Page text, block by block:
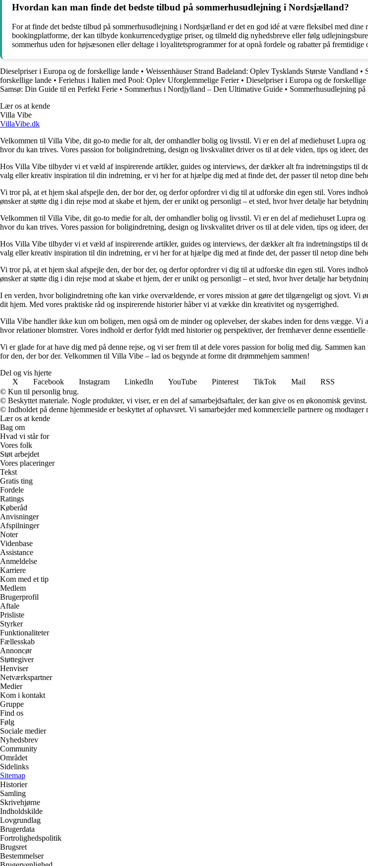
Hvordan kan man finde det bedste tilbud på sommerhusudlejning i Nordsjælland?
For at finde det bedste tilbud på sommerhusudlejning i Nordsjælland er det en god idé at være fleksibel med
bookingplatforme, der kan tilbyde konkurrencedygtige priser, og tilmeld dig nyhedsbreve eller følg
sommerhus uden for højsæsonen eller deltage i loyalitetsprogrammer for at opnå fordele og rabatter på fremtidige
Dieselpriser i Europa og de forskellige lande • Weissenhäuser Strand Badeland: Oplev Tysklands Største Vandland •
forskellige lande • Feriehus i Italien med Pool: Oplev Uforglemmelige Ferier• Dieselpriser i Europa og de forskellige
Samsø: Din Guide til en Perfekt Ferie • Sommerhus i Nordjylland – Den Ultimative Guide • Sommerhusudlejning
Lær os at kende
Villa Vibe
VillaVibe.dk
Velkommen til Villa Vibe, dit go-to medie for alt, der omhandler bolig og livsstil. Vi er en del af mediehuset Lupra
hvor du kan trives. Vores passion for boligindretning, design og livskvalitet driver os til at dele viden, tips og ideer,
Hos Villa Vibe tilbyder vi et væld af inspirerende artikler, guides og interviews, der dækker alt fra indretningstips til
valg eller kreativ inspiration til din indretning, er vi her for at hjælpe dig med at finde det, der passer til netop dine
Vi tror på, at et hjem skal afspejle den, der bor der, og derfor opfordrer vi dig til at udforske din egen stil. Vores
ønsker at støtte dig i din rejse mod at skabe et hjem, der er unikt og personligt – et sted, hvor hver detalje har
Velkommen til Villa Vibe, dit go-to medie for alt, der omhandler bolig og livsstil. Vi er en del af mediehuset Lupra
hvor du kan trives. Vores passion for boligindretning, design og livskvalitet driver os til at dele viden, tips og ideer,
Hos Villa Vibe tilbyder vi et væld af inspirerende artikler, guides og interviews, der dækker alt fra indretningstips til
valg eller kreativ inspiration til din indretning, er vi her for at hjælpe dig med at finde det, der passer til netop dine
Vi tror på, at et hjem skal afspejle den, der bor der, og derfor opfordrer vi dig til at udforske din egen stil. Vores
ønsker at støtte dig i din rejse mod at skabe et hjem, der er unikt og personligt – et sted, hvor hver detalje har
I en verden, hvor boligindretning ofte kan virke overvældende, er vores mission at gøre det tilgængeligt og sjovt. Vi
dit hjem. Med vores praktiske råd og inspirerende historier håber vi at vække din kreativitet og nysgerrighed.
Villa Vibe handler ikke kun om boligen, men også om de minder og oplevelser, der skabes inden for dens vægge.
hvor relationer blomstrer. Vores indhold er derfor fyldt med historier og perspektiver, der fremhæver denne
Vi er glade for at have dig med på denne rejse, og vi ser frem til at dele vores passion for bolig med dig. Sammen
for den, der bor der. Velkommen til Villa Vibe – lad os begynde at forme dit drømmehjem sammen!
Del og vis hjerte
X
Facebook Instagram LinkedIn YouTube Pinterest TikTok Mail
RSS
© Kun til personlig brug.
© Beskyttet materiale. Nogle produkter, vi viser, er en del af samarbejdsaftaler, der kan give os en økonomisk gevinst.
© Indholdet på denne hjemmeside er beskyttet af ophavsret. Vi samarbejder med kommercielle partnere og
Lær os at kende
Bag om
Hvad vi står for
Vores folk
Støt arbejdet
Vores placeringer
Tekst
Gratis ting
Fordele
Ratings
Køberåd
Anvisninger
Afspilninger
Noter
Videnbase
Assistance
Anmeldelse
Karriere
Kom med et tip
Medlem
Brugerprofil
Aftale
Prisliste
Styrker
Funktionaliteter
Fællesskab
Annoncør
Støttegiver
Henviser
Netværkspartner
Medier
Kom i kontakt
Gruppe
Find os
Følg
Sociale medier
Nyhedsbrev
Community
Området
Sidelinks
Sitemap
Historier
Samling
Skrivehjørne
Indholdskilde
Lovgrundlag
Brugerdata
Fortrolighedspolitik
Brugsret
Bestemmelser